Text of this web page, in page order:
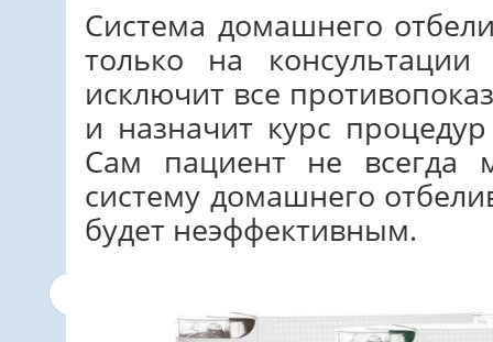
Система домашнего
только на
исключит все
и назначит курс
Сам пациент не всегда
систему домашнего
будет неэффективным.